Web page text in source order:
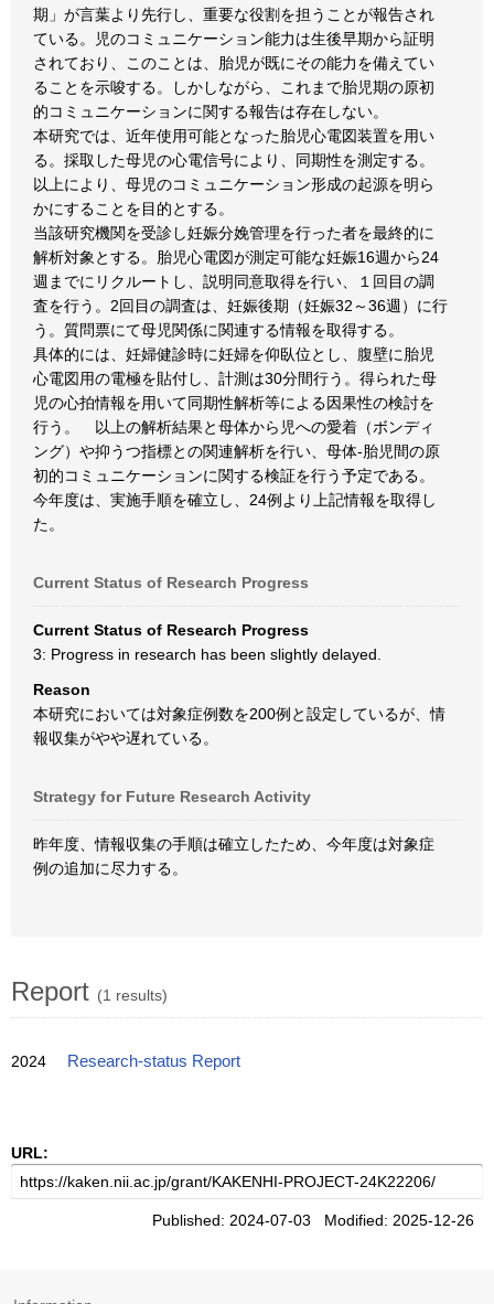
期」が言葉より先行し、重要な役割を担うことが報告され
ている。児のコミュニケーション能力は生後早期から証明
されており、このことは、胎児が既にその能力を備えてい
ることを示唆する。しかしながら、これまで胎児期の原初
的コミュニケーションに関する報告は存在しない。
本研究では、近年使用可能となった胎児心電図装置を用い
る。採取した母児の心電信号により、同期性を測定する。
以上により、母児のコミュニケーション形成の起源を明ら
かにすることを目的とする。
当該研究機関を受診し妊娠分娩管理を行った者を最終的に
解析対象とする。胎児心電図が測定可能な妊娠16週から24
週までにリクルートし、説明同意取得を行い、１回目の調
査を行う。2回目の調査は、妊娠後期（妊娠32～36週）に行
う。質問票にて母児関係に関連する情報を取得する。
具体的には、妊婦健診時に妊婦を仰臥位とし、腹壁に胎児
心電図用の電極を貼付し、計測は30分間行う。得られた母
児の心拍情報を用いて同期性解析等による因果性の検討を
行う。 以上の解析結果と母体から児への愛着（ボンディ
ング）や抑うつ指標との関連解析を行い、母体-胎児間の原
初的コミュニケーションに関する検証を行う予定である。
今年度は、実施手順を確立し、24例より上記情報を取得し
た。
Current Status of Research Progress
Current Status of Research Progress
3: Progress in research has been slightly delayed.
Reason
本研究においては対象症例数を200例と設定しているが、情
報収集がやや遅れている。
Strategy for Future Research Activity
昨年度、情報収集の手順は確立したため、今年度は対象症
例の追加に尽力する。
Report (1 results)
2024 Research-status Report
URL:
Published: 2024-07-03 Modified: 2025-12-26